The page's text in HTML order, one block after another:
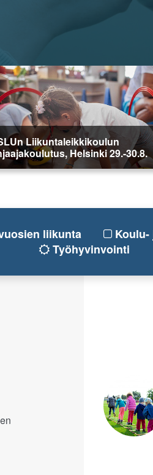
Liikuntaleikkikoulun
Helsinki 29.-30.8.
liikunta
Työhyvinvointi